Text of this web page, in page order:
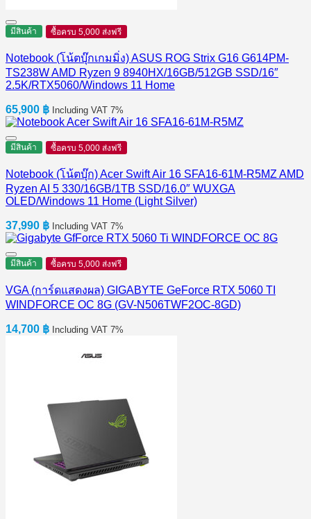
มีสินค้า ซื้อครบ 5,000 ส่งฟรี
Notebook (โน้ตบุ๊กเกมมิ่ง) ASUS ROG Strix G16 G614PM-
TS238W AMD Ryzen 9 8940HX/16GB/512GB SSD/16″
2.5K/RTX5060/Windows 11 Home
65,900 ฿ Including VAT 7%
มีสินค้า ซื้อครบ 5,000 ส่งฟรี
Notebook (โน้ตบุ๊ก) Acer Swift Air 16 SFA16-61M-R5MZ AMD
Ryzen AI 5 330/16GB/1TB SSD/16.0″ WUXGA
OLED/Windows 11 Home (Light Silver)
37,990 ฿ Including VAT 7%
มีสินค้า ซื้อครบ 5,000 ส่งฟรี
VGA (การ์ดแสดงผล) GIGABYTE GeForce RTX 5060 TI
WINDFORCE OC 8G (GV-N506TWF2OC-8GD)
14,700 ฿ Including VAT 7%